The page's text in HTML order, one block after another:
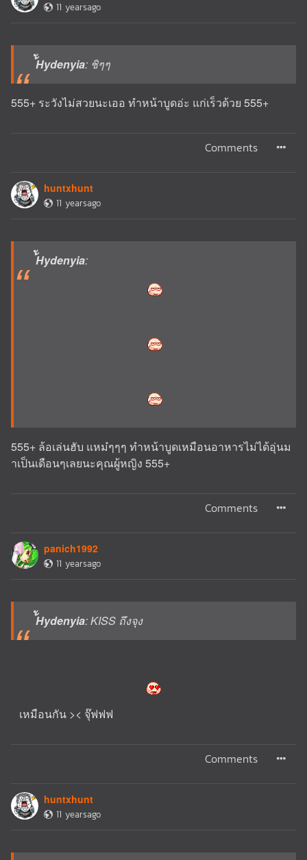
11 yearsago
้ัHydenyia: ชิๆๆ
555+ ระวังไม่สวยนะเออ ทำหน้าบูดอ่ะ แก่เร็วด้วย 555+
Comments
huntxhunt
11 yearsago
้ัHydenyia:
555+ ล้อเล่นฮับ แหม๋ๆๆๆ ทำหน้าบูดเหมือนอาหารไม่ได้อุ่นม
าเป็นเดือนๆเลยนะคุณผู้หญิง 555+
Comments
panich1992
11 yearsago
้ัHydenyia: KISS ถึงจุง
เหมือนกัน >< จุ๊ฟฟฟ
Comments
huntxhunt
11 yearsago